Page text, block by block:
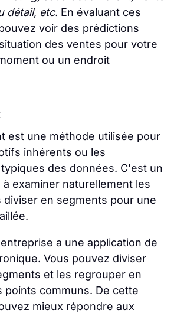
détail, etc. En évaluant ces
voir des prédictions
des ventes pour votre
ou un endroit
est une méthode utilisée pour
inhérents ou les
des données. C'est un
examiner naturellement les
diviser en segments pour une
a une application de
Vous pouvez diviser
et les regrouper en
points communs. De cette
mieux répondre aux